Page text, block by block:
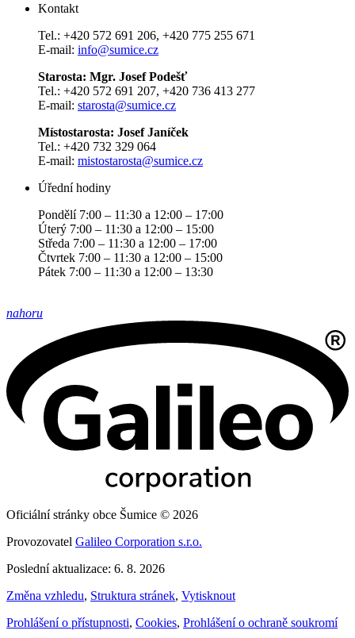
Kontakt
Tel.: +420 572 691 206, +420 775 255 671
E-mail: info@sumice.cz
Starosta: Mgr. Josef Podešť
Tel.: +420 572 691 207, +420 736 413 277
E-mail: starosta@sumice.cz
Místostarosta: Josef Janíček
Tel.: +420 732 329 064
E-mail: mistostarosta@sumice.cz
Úřední hodiny
Pondělí 7:00 – 11:30 a 12:00 – 17:00
Úterý 7:00 – 11:30 a 12:00 – 15:00
Středa 7:00 – 11:30 a 12:00 – 17:00
Čtvrtek 7:00 – 11:30 a 12:00 – 15:00
Pátek 7:00 – 11:30 a 12:00 – 13:30
nahoru
Oficiální stránky obce Šumice © 2026
Provozovatel Galileo Corporation s.r.o.
Poslední aktualizace: 6. 8. 2026
Změna vzhledu, Struktura stránek, Vytisknout
Prohlášení o přístupnosti, Cookies, Prohlášení o ochraně soukromí